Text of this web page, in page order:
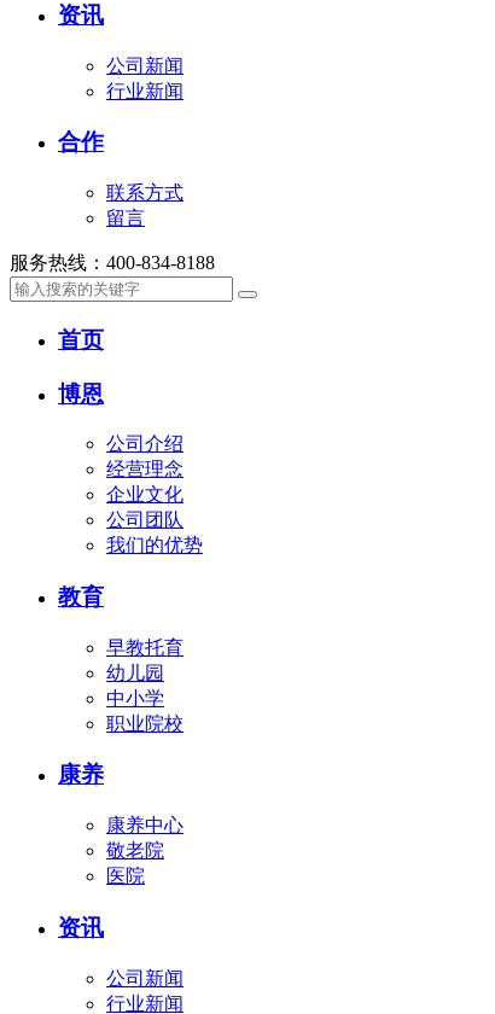
资讯
公司新闻
行业新闻
合作
联系方式
留言
服务热线：400-834-8188
首页
博恩
公司介绍
经营理念
企业文化
公司团队
我们的优势
教育
早教托育
幼儿园
中小学
职业院校
康养
康养中心
敬老院
医院
资讯
公司新闻
行业新闻